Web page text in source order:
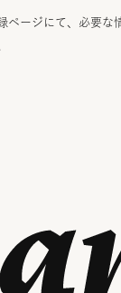
ページにて、必要な